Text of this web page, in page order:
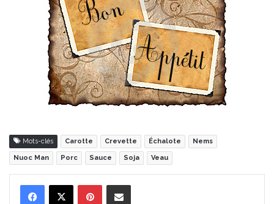
Mots-clés Carotte Crevette Échalote Nems
Nuoc Man Porc Sauce Soja Veau